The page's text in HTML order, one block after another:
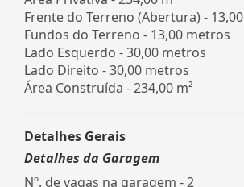
Frente do Terreno (Abertura) -
Fundos do Terreno - 13,00 metros
Lado Esquerdo - 30,00 metros
Lado Direito - 30,00 metros
Área Construída - 234,00 m²
Detalhes Gerais
Detalhes da Garagem
Nº. de vagas na garagem - 2